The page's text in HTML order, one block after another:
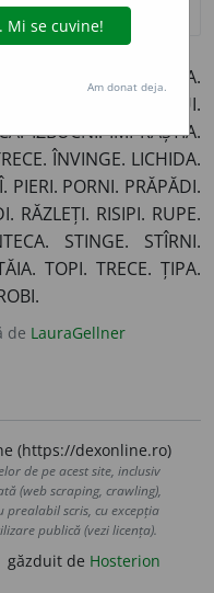
BATE. BIRUI. CĂLCA.
DEZLĂNȚUI.
IZBUCNI. ÎMPRĂȘTIA.
ÎNVINGE. LICHIDA.
PIERI. PORNI. PRĂPĂDI.
RĂZLEȚI. RISIPI. RUPE.
STINGE. STÎRNI.
TOPI. TRECE. ȚIPA.
de LauraGellner
(https://dexonline.ro)
de pe acest site, inclusiv
(web scraping, crawling),
scris, cu excepția
publică (vezi licența).
găzduit de Hosterion
Am donat deja.